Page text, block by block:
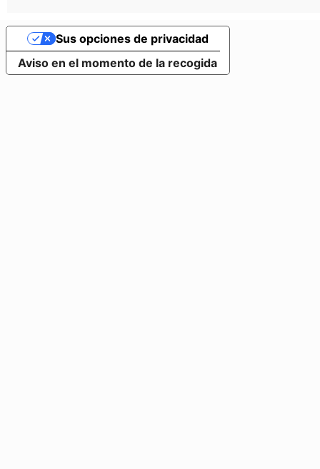
Aviso en el momento de la recogida
Sus opciones de privacidad